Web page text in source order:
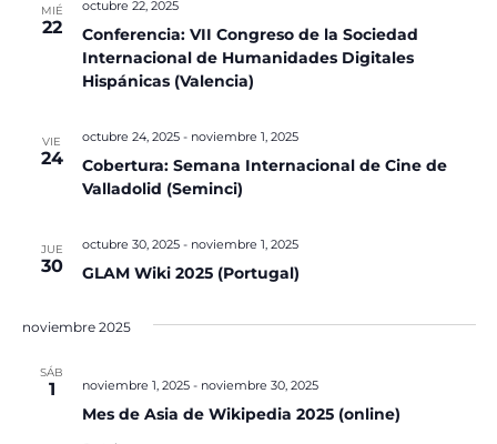
MIÉ
22
Conferencia: VII Congreso de la Sociedad
Internacional de Humanidades Digitales
Hispánicas (Valencia)
octubre 22, 2025
VIE
24
Cobertura: Semana Internacional de Cine de
Valladolid (Seminci)
octubre 24, 2025- noviembre 1, 2025
JUE
30 GLAM Wiki 2025 (Portugal)
octubre 30, 2025- noviembre 1, 2025
noviembre 2025
SÁB
1
Mes de Asia de Wikipedia 2025 (online)
noviembre 1, 2025- noviembre 30, 2025